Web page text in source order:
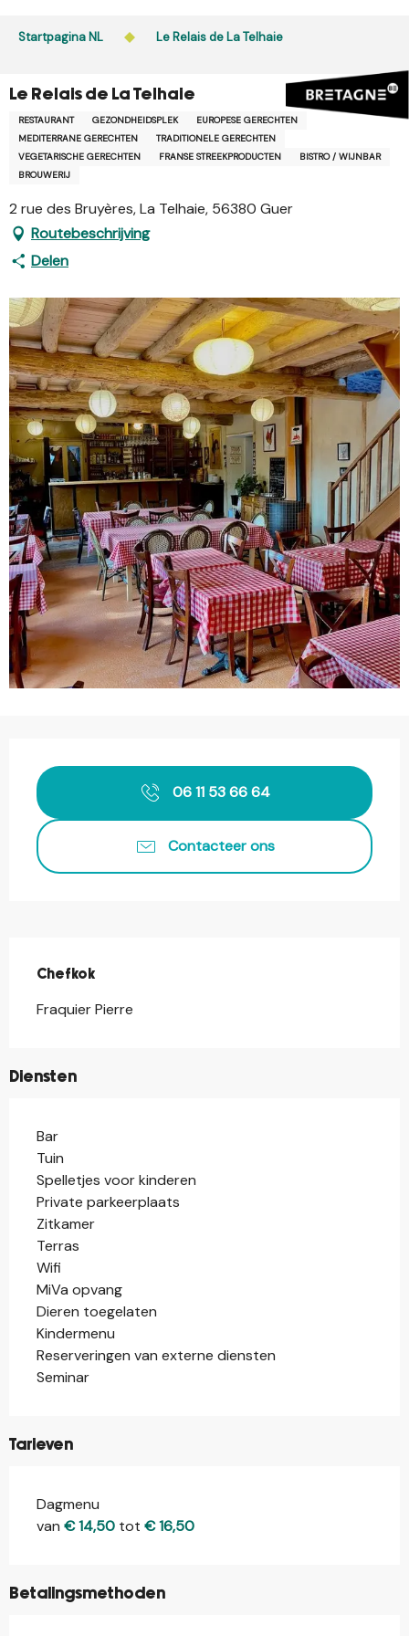
Startpagina NL Le Relais de La Telhaie
Le Relais de La Telhaie
RESTAURANT GEZONDHEIDSPLEK
EUROPESE GERECHTEN
MEDITERRANE GERECHTEN
TRADITIONELE GERECHTEN
VEGETARISCHE GERECHTEN
FRANSE STREEKPRODUCTEN
BISTRO / WIJNBAR
BROUWERIJ
2 rue des Bruyères, La Telhaie, 56380 Guer
Routebeschrijving
Delen
06 11 53 66 64
Contacteer ons
Chefkok
Chefkok
Fraquier Pierre
Diensten
Bar
Tuin
Spelletjes voor kinderen
Private parkeerplaats
Zitkamer
Terras
Wifi
MiVa opvang
Dieren toegelaten
Kindermenu
Reserveringen van externe diensten
Seminar
Tarieven
Tarieven 2026
Dagmenu
van € 14,50 tot € 16,50
Betalingsmethoden